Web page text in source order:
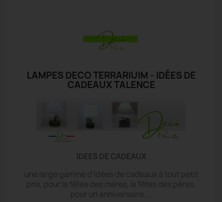
LAMPES DECO TERRARIUIM - IDÉES DE
CADEAUX TALENCE
IDEES DE CADEAUX
une large gamme d'idées de cadeaux à tout petit
prix, pour la fêtes des mères, la fêtes des pères,
pour un anniversaire....